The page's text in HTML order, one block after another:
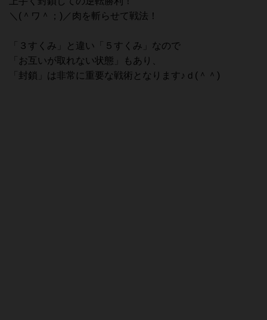
＼(＾ワ＾；)／肉を斬らせて戦法！
「３すくみ」と違い「５すくみ」なので
「お互いが取れない状態」もあり、
「封鎖」は非常に重要な戦術となります♪ｄ(＾＾)